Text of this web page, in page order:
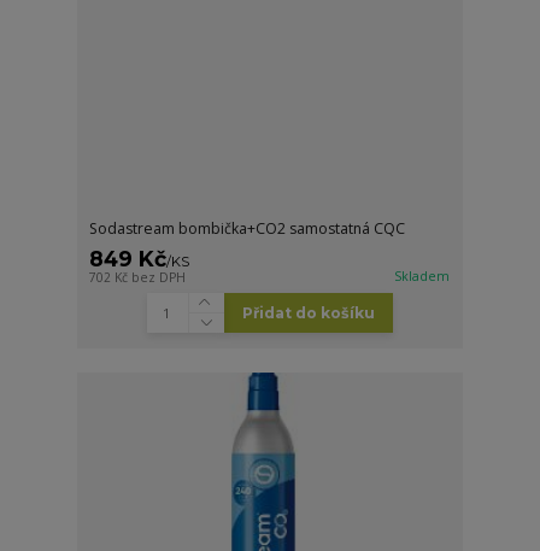
Sodastream bombička+CO2 samostatná CQC
849 Kč/KS
702 Kč bez DPH Skladem
Přidat do košíku